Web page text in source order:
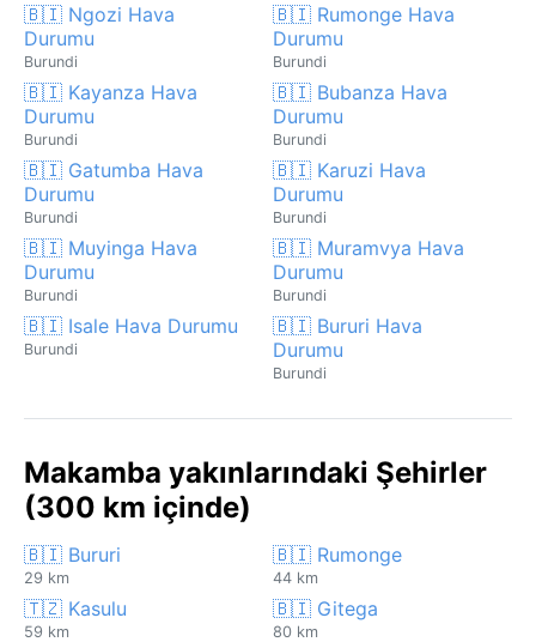
🇧🇮 Ngozi Hava
Durumu
Burundi
🇧🇮 Rumonge Hava
Durumu
Burundi
🇧🇮 Kayanza Hava
Durumu
Burundi
🇧🇮 Bubanza Hava
Durumu
Burundi
🇧🇮 Gatumba Hava
Durumu
Burundi
🇧🇮 Karuzi Hava
Durumu
Burundi
🇧🇮 Muyinga Hava
Durumu
Burundi
🇧🇮 Muramvya Hava
Durumu
Burundi
🇧🇮 Isale Hava Durumu
Burundi
🇧🇮 Bururi Hava
Durumu
Burundi
Makamba yakınlarındaki Şehirler
(300 km içinde)
🇧🇮 Bururi
29 km
🇧🇮 Rumonge
44 km
🇹🇿 Kasulu
59 km
🇧🇮 Gitega
80 km